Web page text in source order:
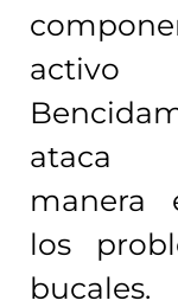
activo
manera
los
bucales.